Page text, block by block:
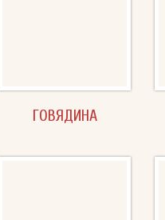
ГОВЯДИНА